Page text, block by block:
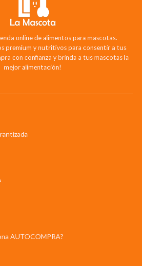
online de alimentos para mascotas.
premium y nutritivos para consentir a tus
con confianza y brinda a tus mascotas la
mejor alimentación!
AUTOCOMPRA?